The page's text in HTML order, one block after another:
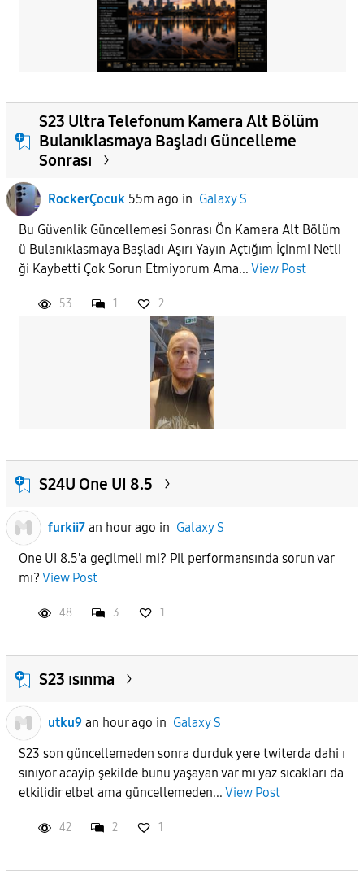
S23 Ultra Telefonum Kamera Alt Bölüm
Bulanıklasmaya Başladı Güncelleme
Sonrası
RockerÇocuk 55m ago in Galaxy S
Bu Güvenlik Güncellemesi Sonrası Ön Kamera Alt Bölüm
ü Bulanıklasmaya Başladı Aşırı Yayın Açtığım İçinmi Netli
ği Kaybetti Çok Sorun Etmiyorum Ama... View Post
53 1 2
S24U One UI 8.5
furkii7 an hour ago in Galaxy S
One UI 8.5'a geçilmeli mi? Pil performansında sorun var
mı? View Post
48 3 1
S23 ısınma
utku9 an hour ago in Galaxy S
S23 son güncellemeden sonra durduk yere twiterda dahi ı
sınıyor acayip şekilde bunu yaşayan var mı yaz sıcakları da
etkilidir elbet ama güncellemeden... View Post
42 2 1